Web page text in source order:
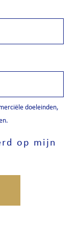
doeleinden,
op mijn